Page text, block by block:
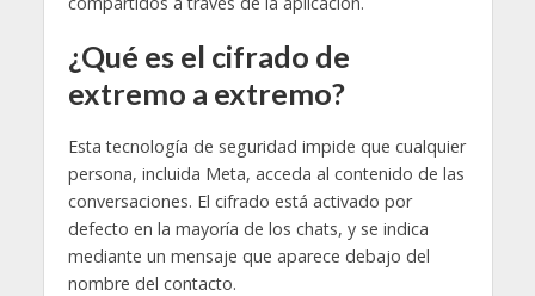
¿Qué es el cifrado de
extremo a extremo?
Esta tecnología de seguridad impide que cualquier
persona, incluida Meta, acceda al contenido de las
conversaciones. El cifrado está activado por
defecto en la mayoría de los chats, y se indica
mediante un mensaje que aparece debajo del
nombre del contacto.